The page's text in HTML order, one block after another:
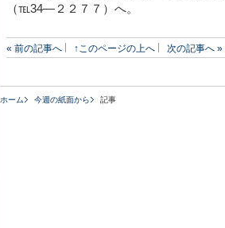
（℡34―２２７７）へ。
« 前の記事へ ↑このページの上へ 次の記事へ »
ホーム 今週の紙面から 記事